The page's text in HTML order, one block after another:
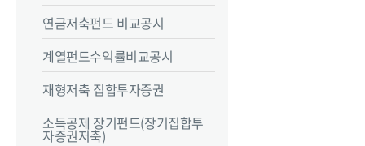
연금저축펀드 비교공시
계열펀드수익률비교공시
재형저축 집합투자증권
소득공제 장기펀드(장기집합투
자증권저축)